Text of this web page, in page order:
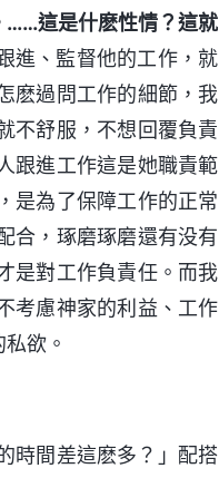
……這是什麽性情？這就
進、監督他的工作，就
麽過問工作的細節，我
不舒服，不想回覆負責
跟進工作這是她職責範
是為了保障工作的正常
合，琢磨琢磨還有没有
是對工作負責任。而我
考慮神家的利益、工作
欲。
時間差這麽多？」配搭